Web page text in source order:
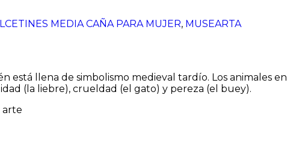
MEDIA CAÑA PARA MUJER, MUSEARTA
está llena de simbolismo medieval tardío. Los animales en
(la liebre), crueldad (el gato) y pereza (el buey).
arte